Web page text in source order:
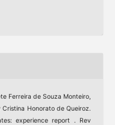
Ferreira de Souza Monteiro,
Honorato de Queiroz.
experience report . Rev